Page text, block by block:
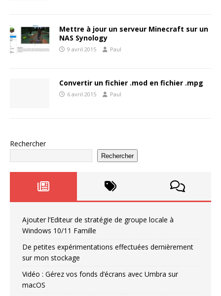
Mettre à jour un serveur Minecraft sur un
NAS Synology
9 avril 2015 Paul
Convertir un fichier .mod en fichier .mpg
6 avril 2015 Paul
Rechercher
Rechercher
Ajouter l’Editeur de stratégie de groupe locale à
Windows 10/11 Famille
De petites expérimentations effectuées dernièrement
sur mon stockage
Vidéo : Gérez vos fonds d’écrans avec Umbra sur
macOS